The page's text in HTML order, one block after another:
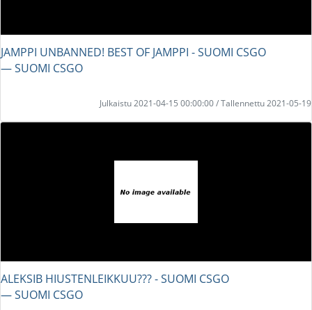
JAMPPI UNBANNED! BEST OF JAMPPI - SUOMI CSGO
― SUOMI CSGO
Julkaistu 2021-04-15 00:00:00 / Tallennettu 2021-05-19
ALEKSIB HIUSTENLEIKKUU??? - SUOMI CSGO
― SUOMI CSGO